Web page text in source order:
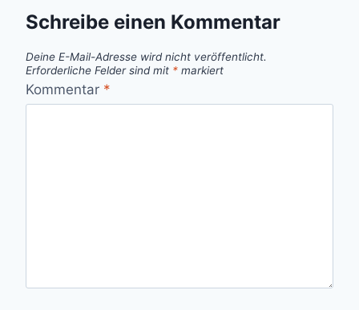
Schreibe einen Kommentar
Deine E-Mail-Adresse wird nicht veröffentlicht.
Erforderliche Felder sind mit * markiert
Kommentar *